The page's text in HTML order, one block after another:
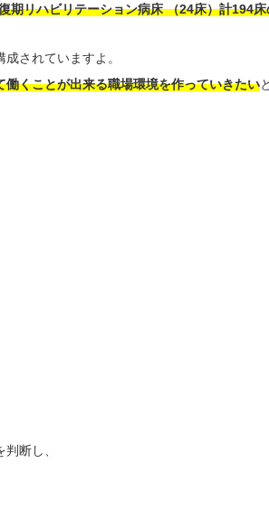
期リハビリテーション病床 （24床）計194床
成されていますよ。
くことが出来る職場環境を作っていきたい
断し、